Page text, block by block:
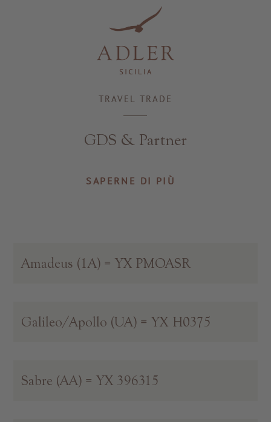
Resorts & Retreats
TRAVEL TRADE
GDS & Partner
SAPERNE DI PIÙ
Amadeus (1A) = YX PMOASR
Galileo/Apollo (UA) = YX H0375
Sabre (AA) = YX 396315